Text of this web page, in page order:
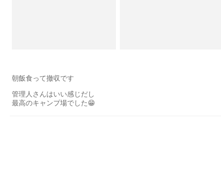
朝飯食って撤収です
管理人さんはいい感じだし
最高のキャンプ場でした😁